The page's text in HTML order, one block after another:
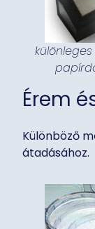
Érem
Különböző
átadásához.